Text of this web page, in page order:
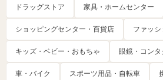
ドラッグストア 家具・ホームセンター
ショッピングセンター・百貨店 ファッシ
キッズ・ベビー・おもちゃ 眼鏡・コン
車・バイク スポーツ用品・自転車